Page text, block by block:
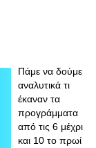
Πάμε να δούμε
αναλυτικά τι
έκαναν τα
προγράμματα
από τις 6 μέχρι
και 10 το πρωί